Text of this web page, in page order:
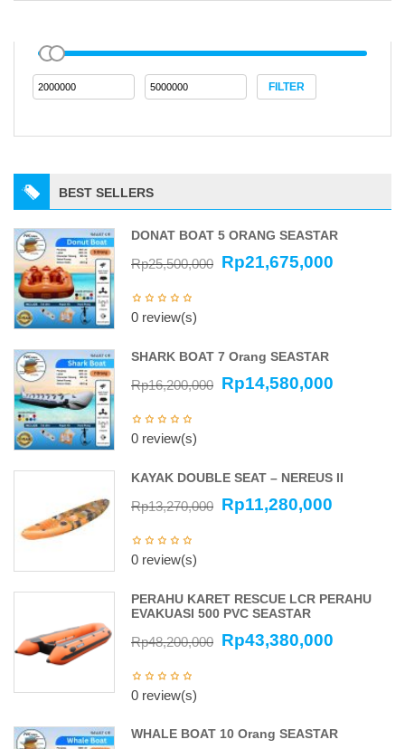
FILTER
BEST SELLERS
DONAT BOAT 5 ORANG SEASTAR
Rp25,500,000 Rp21,675,000
0 review(s)
SHARK BOAT 7 Orang SEASTAR
Rp16,200,000 Rp14,580,000
0 review(s)
KAYAK DOUBLE SEAT – NEREUS II
Rp13,270,000 Rp11,280,000
0 review(s)
PERAHU KARET RESCUE LCR PERAHU
EVAKUASI 500 PVC SEASTAR
Rp48,200,000 Rp43,380,000
0 review(s)
WHALE BOAT 10 Orang SEASTAR